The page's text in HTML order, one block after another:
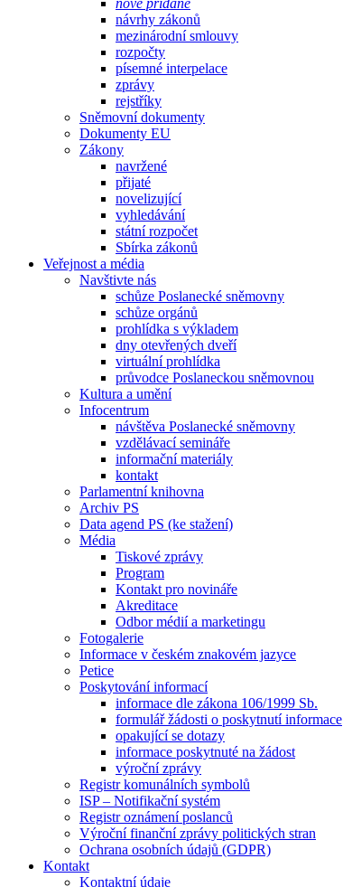
nově přidané
návrhy zákonů
mezinárodní smlouvy
rozpočty
písemné interpelace
zprávy
rejstříky
Sněmovní dokumenty
Dokumenty EU
Zákony
navržené
přijaté
novelizující
vyhledávání
státní rozpočet
Sbírka zákonů
Veřejnost a média
Navštivte nás
schůze Poslanecké sněmovny
schůze orgánů
prohlídka s výkladem
dny otevřených dveří
virtuální prohlídka
průvodce Poslaneckou sněmovnou
Kultura a umění
Infocentrum
návštěva Poslanecké sněmovny
vzdělávací semináře
informační materiály
kontakt
Parlamentní knihovna
Archiv PS
Data agend PS (ke stažení)
Média
Tiskové zprávy
Program
Kontakt pro novináře
Akreditace
Odbor médií a marketingu
Fotogalerie
Informace v českém znakovém jazyce
Petice
Poskytování informací
informace dle zákona 106/1999 Sb.
formulář žádosti o poskytnutí informace
opakující se dotazy
informace poskytnuté na žádost
výroční zprávy
Registr komunálních symbolů
ISP – Notifikační systém
Registr oznámení poslanců
Výroční finanční zprávy politických stran
Ochrana osobních údajů (GDPR)
Kontakt
Kontaktní údaje